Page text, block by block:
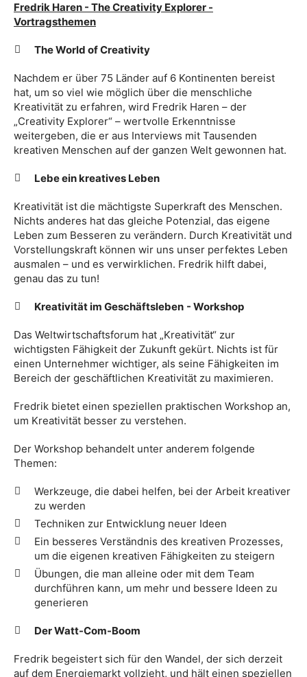
Fredrik Haren - The Creativity Explorer -
Vortragsthemen
The World of Creativity
Nachdem er über 75 Länder auf 6 Kontinenten bereist
hat, um so viel wie möglich über die menschliche
Kreativität zu erfahren, wird Fredrik Haren – der
„Creativity Explorer“ – wertvolle Erkenntnisse
weitergeben, die er aus Interviews mit Tausenden
kreativen Menschen auf der ganzen Welt gewonnen hat.
Lebe ein kreatives Leben
Kreativität ist die mächtigste Superkraft des Menschen.
Nichts anderes hat das gleiche Potenzial, das eigene
Leben zum Besseren zu verändern. Durch Kreativität und
Vorstellungskraft können wir uns unser perfektes Leben
ausmalen – und es verwirklichen. Fredrik hilft dabei,
genau das zu tun!
Kreativität im Geschäftsleben - Workshop
Das Weltwirtschaftsforum hat „Kreativität“ zur
wichtigsten Fähigkeit der Zukunft gekürt. Nichts ist für
einen Unternehmer wichtiger, als seine Fähigkeiten im
Bereich der geschäftlichen Kreativität zu maximieren.
Fredrik bietet einen speziellen praktischen Workshop an,
um Kreativität besser zu verstehen.
Der Workshop behandelt unter anderem folgende
Themen:
Werkzeuge, die dabei helfen, bei der Arbeit kreativer
zu werden
Techniken zur Entwicklung neuer Ideen
Ein besseres Verständnis des kreativen Prozesses,
um die eigenen kreativen Fähigkeiten zu steigern
Übungen, die man alleine oder mit dem Team
durchführen kann, um mehr und bessere Ideen zu
generieren
Der Watt-Com-Boom
Fredrik begeistert sich für den Wandel, der sich derzeit
auf dem Energiemarkt vollzieht, und hält einen speziellen